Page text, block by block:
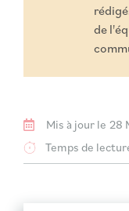
de
Mis à jour le 28
Temps de